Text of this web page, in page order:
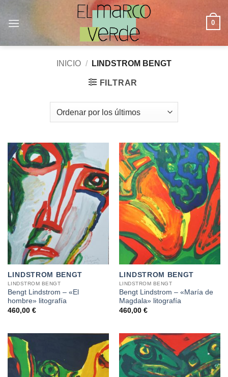
0
INICIO / LINDSTROM BENGT
FILTRAR
LINDSTROM BENGT
LINDSTROM BENGT
Bengt Lindstrom – «El
hombre» litografía
460,00 €
LINDSTROM BENGT
LINDSTROM BENGT
Bengt Lindstrom – «María de
Magdala» litografía
460,00 €